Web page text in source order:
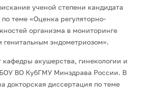
ученой степени кандидата
теме «Оценка регуляторно-
организма в мониторинге
эндометриозом».
кафедры акушерства, гинекологии и
ВО КубГМУ Минздрава России. В
докторская диссертация по теме